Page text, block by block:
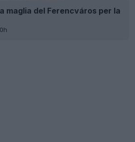
maglia del Ferencváros per la